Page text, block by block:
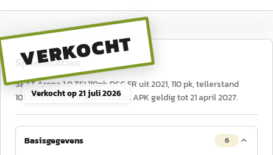
VERKOCHT
Verkocht op21 juli 2026
Specificaties
SEAT Arona 1.0 TSI 110pk DSG FR uit 2021, 110 pk, tellerstand
101.186 km, benzine, automaat. APK geldig tot 21 april 2027.
Basisgegevens 6